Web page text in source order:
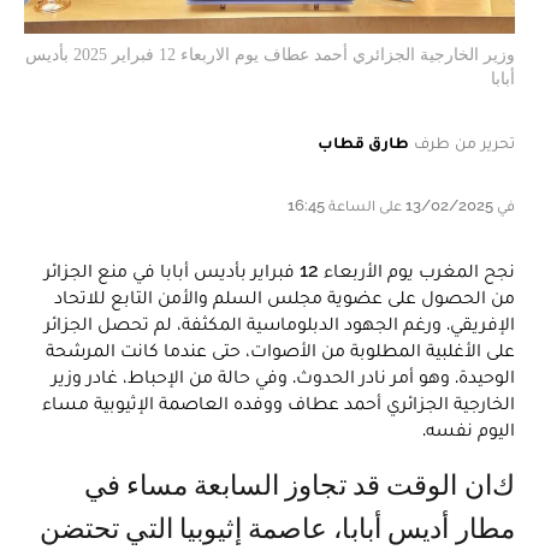
وزير الخارجية الجزائري أحمد عطاف يوم الاربعاء 12 فبراير 2025 بأديس
أبابا
تحرير من طرف طارق قطاب
في 13/02/2025 على الساعة 16:45
نجح المغرب يوم الأربعاء 12 فبراير بأديس أبابا في منع الجزائر
من الحصول على عضوية مجلس السلم والأمن التابع للاتحاد
الإفريقي. ورغم الجهود الدبلوماسية المكثفة، لم تحصل الجزائر
على الأغلبية المطلوبة من الأصوات، حتى عندما كانت المرشحة
الوحيدة. وهو أمر نادر الحدوث. وفي حالة من الإحباط، غادر وزير
الخارجية الجزائري أحمد عطاف ووفده العاصمة الإثيوبية مساء
اليوم نفسه.
كان الوقت قد تجاوز السابعة مساء في
مطار أديس أبابا، عاصمة إثيوبيا التي تحتضن